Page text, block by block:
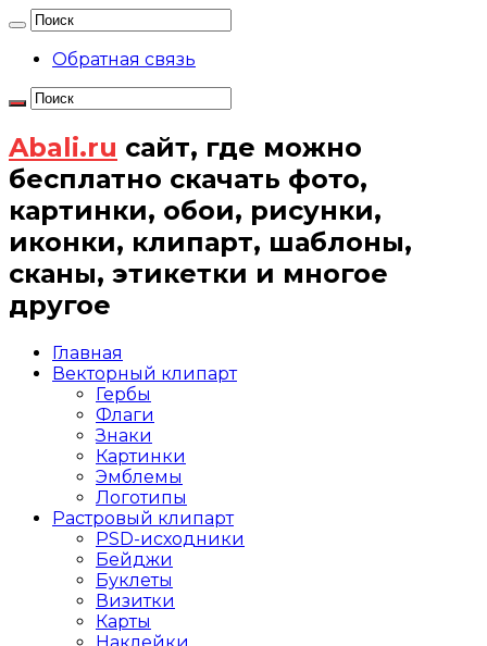
Обратная связь
Abali.ru сайт, где можно
бесплатно скачать фото,
картинки, обои, рисунки,
иконки, клипарт, шаблоны,
сканы, этикетки и многое
другое
Главная
Векторный клипарт
Гербы
Флаги
Знаки
Картинки
Эмблемы
Логотипы
Растровый клипарт
PSD-исходники
Бейджи
Буклеты
Визитки
Карты